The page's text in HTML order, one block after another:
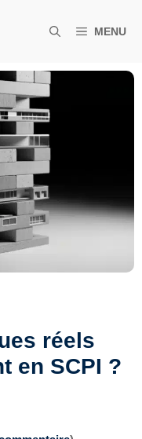
MENU
réels
en SCPI ?